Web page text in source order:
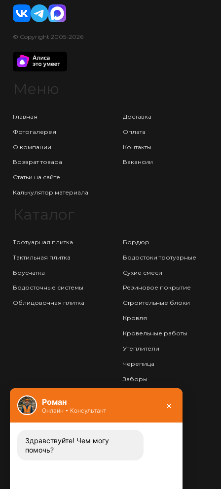
© Copyright 2005-2026
Меню
Главная
Фотогалерея
О компании
Возврат товара
Статьи на сайте
Калькулятор материала
Доставка
Оплата
Контакты
Вакансии
Каталог
Тротуарная плитка
Тактильная плитка
Брусчатка
Водосточные системы
Облицовочная плитка
Бордюр
Водостоки тротуарные
Сухие смеси
Резиновое покрытие
Строительные блоки
Кровля
Кровельные работы
Утеплители
Черепица
Заборы
Контакты
Заказать звонок
Роман
Онлайн • Консультант ×
Здравствуйте! Чем могу
помочь?